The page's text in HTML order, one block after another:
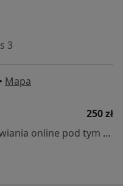
3
• Mapa
250 zł
Specjalista nie oferuje umawiania online pod tym adresem.